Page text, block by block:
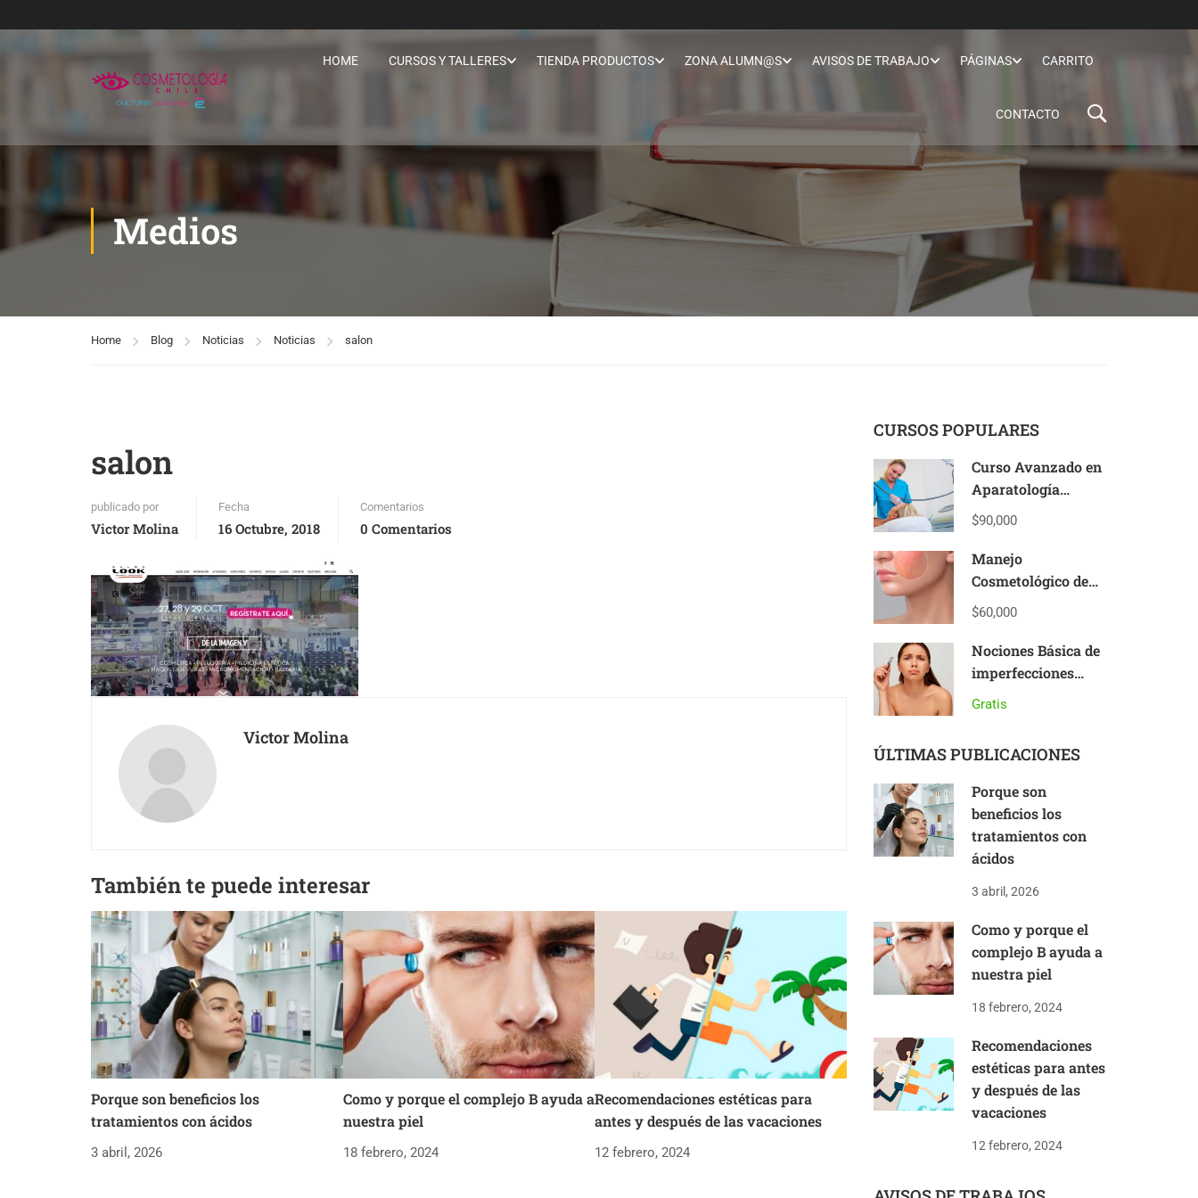
HOME CURSOS Y TALLERES TIENDA PRODUCTOS ZONA ALUMN@S AVISOS DE TRABAJO PÁGINAS CARRITO
CONTACTO
Medios
Home Blog Noticias Noticias salon
salon
publicado por
Victor Molina
Fecha
16 Octubre, 2018
Comentarios
0 Comentarios
Victor Molina
También te puede interesar
Porque son beneficios los
tratamientos con ácidos
3 abril, 2026
Como y porque el complejo B ayuda a
nuestra piel
18 febrero, 2024
Recomendaciones estéticas para
antes y después de las vacaciones
12 febrero, 2024
CURSOS POPULARES
Curso Avanzado en
Aparatología
Estética
$90,000
Manejo
Cosmetológico de
Pieles Sensibles y
$60,000
Nociones Básica de
imperfecciones
cutáneas
Gratis
ÚLTIMAS PUBLICACIONES
Porque son
beneficios los
tratamientos con
ácidos
3 abril, 2026
Como y porque el
complejo B ayuda a
nuestra piel
18 febrero, 2024
Recomendaciones
estéticas para antes
y después de las
vacaciones
12 febrero, 2024